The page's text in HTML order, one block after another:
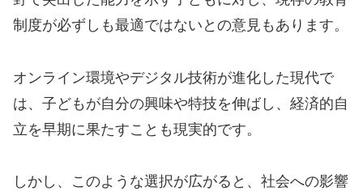
制度が必ずしも最適ではないとの意見もあります。
オンライン環境やデジタル技術が進化した現代で
は、子どもが自分の興味や特技を伸ばし、経済的自
立を早期に果たすことも現実的です。
しかし、このような選択が広がると、社会への影響